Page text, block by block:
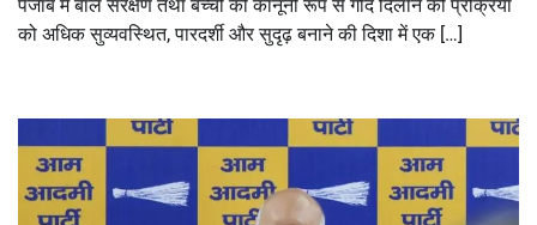
पंजाब में बाल संरक्षण तथा बच्चों को कानूनी रूप से गोद दिलाने की प्रक्रिया
को अधिक सुव्यवस्थित, पारदर्शी और सुदृढ़ बनाने की दिशा में एक […]